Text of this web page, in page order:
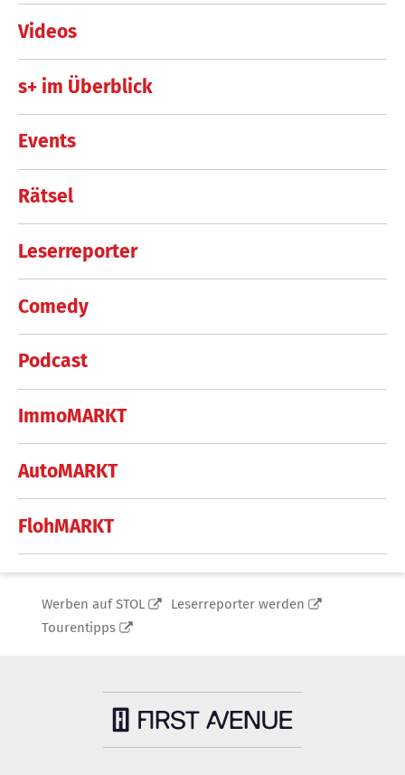
Videos
s+ im Überblick
Events
Rätsel
Leserreporter
Comedy
Podcast
ImmoMARKT
AutoMARKT
FlohMARKT
Werben auf STOL
Leserreporter werden
Tourentipps